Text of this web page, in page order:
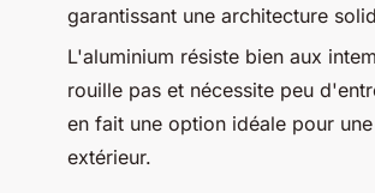
garantissant une architecture
L'aluminium résiste bien aux
rouille pas et nécessite peu
en fait une option idéale pour
extérieur.